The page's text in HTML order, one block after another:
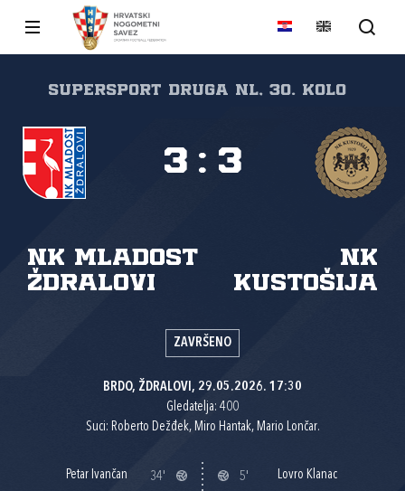
SuperSport Druga NL, 30. kolo
NK Mladost
Ždralovi
NK
Kustošija
3 : 3
ZAVRŠENO
BRDO, ŽDRALOVI, 29.05.2026. 17:30
Gledatelja: 400
Suci: Roberto Dežđek, Miro Hantak, Mario Lončar.
Petar Ivančan
34'
5'
Lovro Klanac